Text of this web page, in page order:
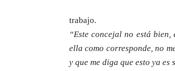
trabajo.
“Este concejal no está
ella como corresponde, no
y que me diga que esto ya